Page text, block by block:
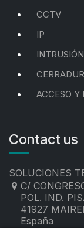
CCTV
IP
INTRUSIÓN
ACCESO Y
Contact us
SOLUCIONES
C/
POL. IND.
41927
España